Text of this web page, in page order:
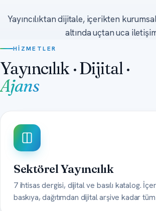
Yayıncılıktan dijitale, içerikten
altında uçtan uca
HIZMETLER
Yayıncılık · Dijital ·
Ajans
Sektörel Yayıncılık
7 ihtisas dergisi, dijital ve basılı katalog.
baskıya, dağıtımdan dijital arşive kadar